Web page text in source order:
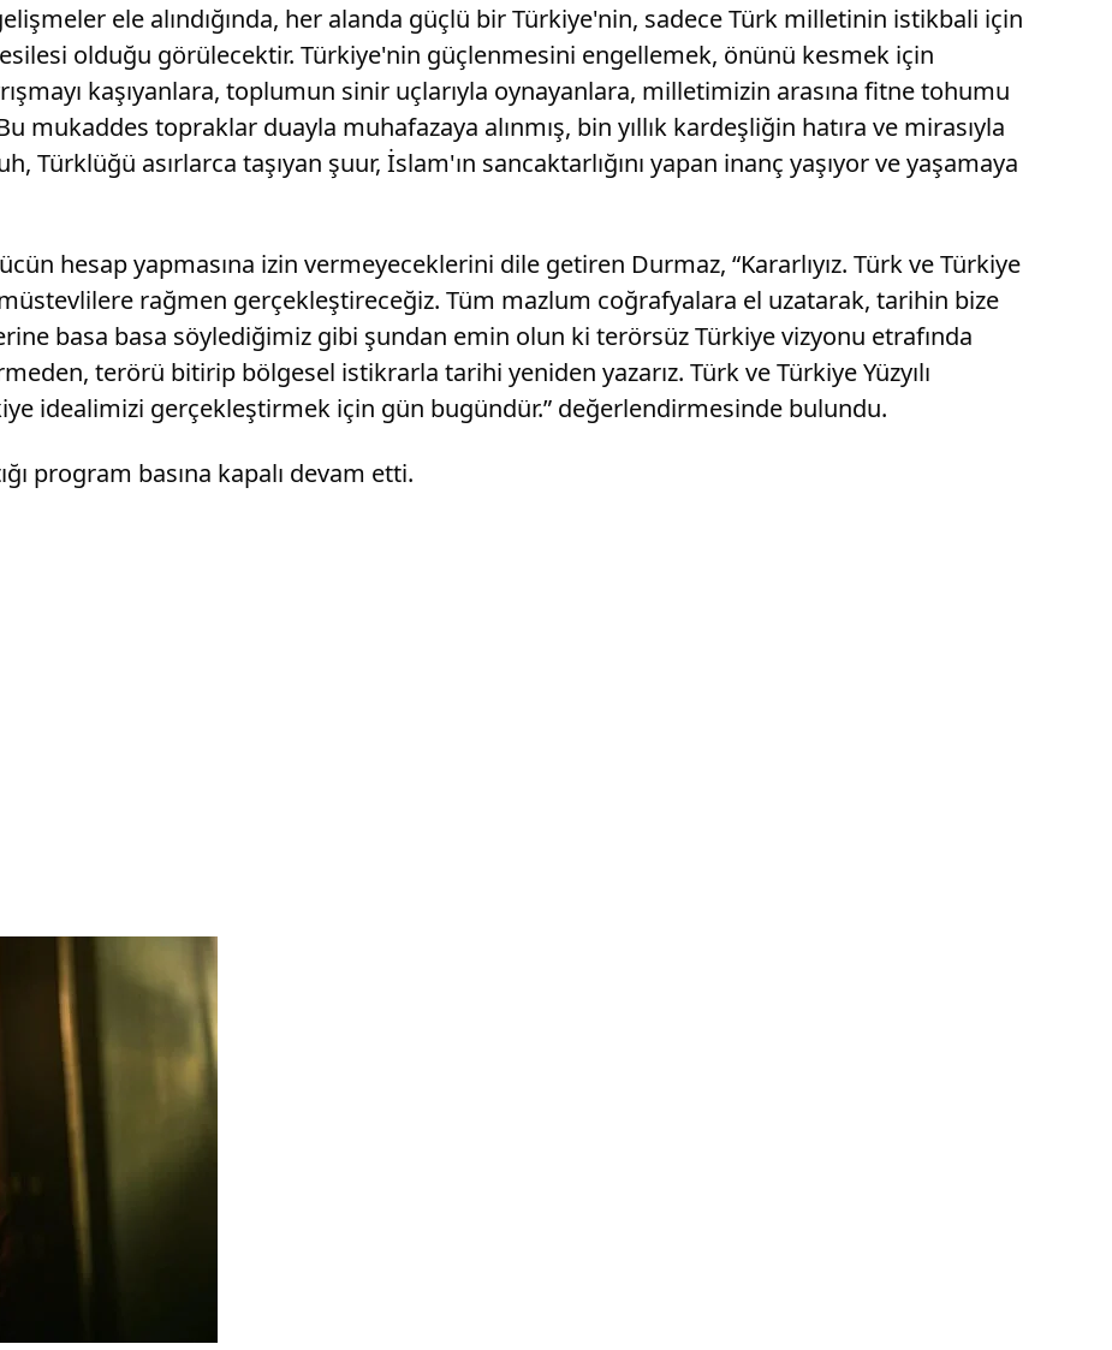
ele alındığında, her alanda güçlü bir Türkiye'nin, sadece Türk milletinin istikbali için
olduğu görülecektir. Türkiye'nin güçlenmesini engellemek, önünü kesmek için
kaşıyanlara, toplumun sinir uçlarıyla oynayanlara, milletimizin arasına fitne tohumu
mukaddes topraklar duayla muhafazaya alınmış, bin yıllık kardeşliğin hatıra ve mirasıyla
asırlarca taşıyan şuur, İslam'ın sancaktarlığını yapan inanç yaşıyor ve yaşamaya
hesap yapmasına izin vermeyeceklerini dile getiren Durmaz, “Kararlıyız. Türk ve Türkiye
müstevlilere rağmen gerçekleştireceğiz. Tüm mazlum coğrafyalara el uzatarak, tarihin bize
basa basa söylediğimiz gibi şundan emin olun ki terörsüz Türkiye vizyonu etrafında
terörü bitirip bölgesel istikrarla tarihi yeniden yazarız. Türk ve Türkiye Yüzyılı
idealimizi gerçekleştirmek için gün bugündür.” değerlendirmesinde bulundu.
program basına kapalı devam etti.